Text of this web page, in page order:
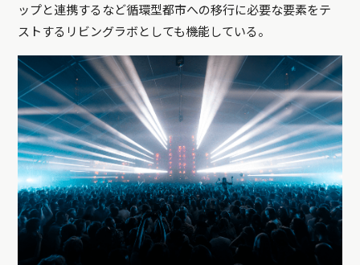
ップと連携するなど循環型都市への移行に必要な要素をテ
ストするリビングラボとしても機能している。